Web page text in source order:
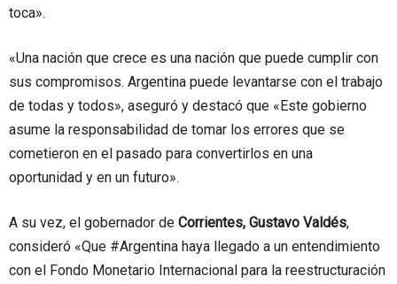
toca».
«Una nación que crece es una nación que puede cumplir con
sus compromisos. Argentina puede levantarse con el trabajo
de todas y todos», aseguró y destacó que «Este gobierno
asume la responsabilidad de tomar los errores que se
cometieron en el pasado para convertirlos en una
oportunidad y en un futuro».
A su vez, el gobernador de Corrientes, Gustavo Valdés,
consideró «Que #Argentina haya llegado a un entendimiento
con el Fondo Monetario Internacional para la reestructuración